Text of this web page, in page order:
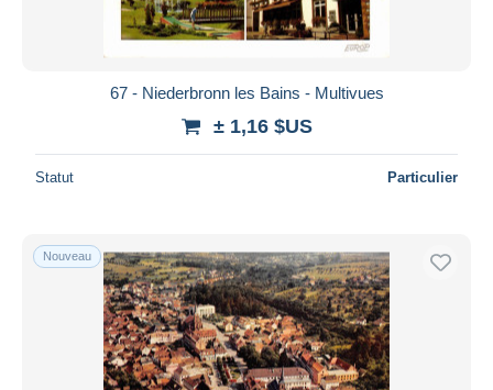
67 - Niederbronn les Bains - Multivues
± 1,16 $US
Statut Particulier
Nouveau